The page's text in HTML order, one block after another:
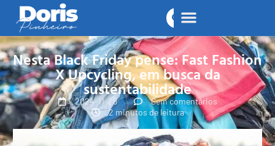
Nesta Black Friday pense: Fast Fashion
X Upcycling, em busca da
sustentabilidade
2024-11-28
Sem comentários
2 minutos de leitura